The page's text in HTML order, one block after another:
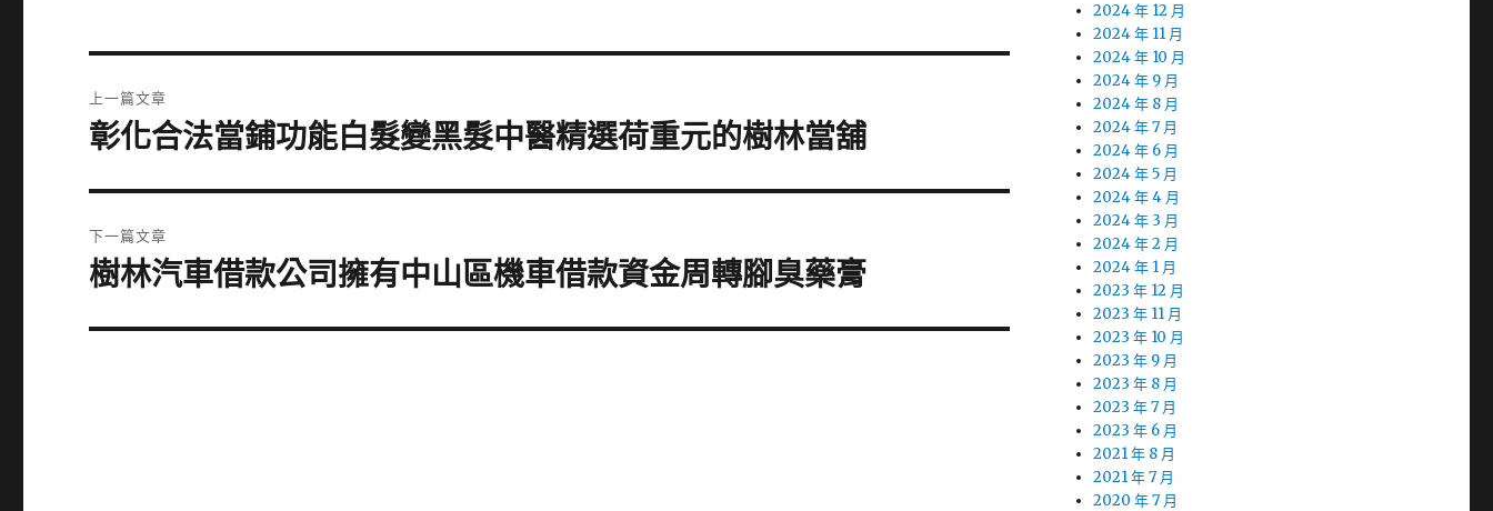
章
上一篇文章
上
篇
文
章:
彰化合法當鋪功能白髮變黑髮中醫精選荷重元的樹林當舖
下一篇文章
下
篇
樹林汽車借款公司擁有中山區機車借款資金周轉腳臭藥膏
2024 年 12 月
2024 年 11 月
2024 年 10 月
2024 年 9 月
2024 年 8 月
2024 年 7 月
2024 年 6 月
2024 年 5 月
2024 年 4 月
2024 年 3 月
2024 年 2 月
2024 年 1 月
2023 年 12 月
2023 年 11 月
2023 年 10 月
2023 年 9 月
2023 年 8 月
2023 年 7 月
2023 年 6 月
2021 年 8 月
2021 年 7 月
2020 年 7 月